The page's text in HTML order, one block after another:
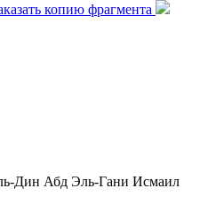
копию фрагмента
Дин Абд Эль-Гани Исмаил